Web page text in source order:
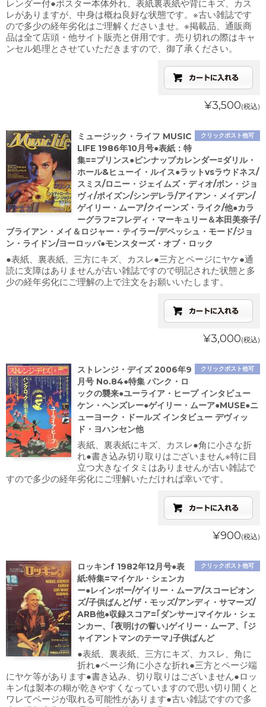
レンダー付●ポスター本体外れ、表紙裏表紙や背にキズ、カス
レがありますが、中身は概ね良好な状態です。※古い雑誌です
ので多少の経年劣化はご理解くださいませ。※掲載品、通販商
品は全て店頭・他サイト販売と併用です。売り切れの際はキャ
ンセル処理とさせていただきますので、御了承ください。
¥3,500(税込)
クリックポスト他可
ミュージック・ライフ MUSIC
LIFE 1986年10月号●表紙：特
集==プリンス●ピンナップカレンダー=ダリル・
ホール&ヒューイ・ルイス●ラットvsラウドネス/
スミス/ロニー・ジェイムズ・ディオ/ボン・ジョ
ヴィ/ポイズン/シンデレラ/アイアン・メイデン/
ゲイリー・ムーア/クイーンズ・ライク/他●カラ
ーグラフ=フレディ・マーキュリー＆本田美奈子/
ブライアン・メイ＆ロジャー・テイラー/デペッシュ・モード/ジョ
ン・ライドン/ヨーロッパ●モンスターズ・オブ・ロック
●表紙、裏表紙、三方にキズ、カスレ●三方とページにヤケ●通
読に支障はありませんが古い雑誌ですので明記された状態と多
少の経年劣化にご理解の上で注文をお願いいたします。
¥3,000(税込)
クリックポスト他可
ストレンジ・デイズ 2006年9
月号 No.84●特集 パンク・ロ
ックの襲来●ユーライア・ヒープ インタビュー
ケン・ヘンズレー●ゲイリー・ムーア●MUSE●ニ
ューヨーク・ドールズ インタビュー デヴィッ
ド・ヨハンセン他
表紙、裏表紙にキズ、カスレ●角に小さな折
れ●書き込み切り取りはございません※特に目
立つ大きなイタミはありませんが古い雑誌で
すので多少の経年劣化にご理解いただければ幸いです。
¥900(税込)
クリックポスト他可
ロッキンf 1982年12月号●表
紙:特集=マイケル・シェンカ
ー●レインボー/ゲイリー・ムーア/スコーピオン
ズ/子供ばんど/ザ・モッズ/アンディ・サマーズ/
ARB他●収録スコア=｢ダンサー｣マイケル・シェ
ンカー、｢夜明けの誓い｣ゲイリー・ムーア、｢ジ
ャイアントマンのテーマ｣子供ばんど
●表紙、裏表紙、三方にキズ、カスレ、角に
折れ●ページ角に小さな折れ●三方とページ端
にヤケ等があります●書き込み、切り取りはございません●ロッ
キンfは製本の糊が乾きやすくなっていますので思い切り開くと
ワレてページが取れる可能性があります●古い雑誌ですので多